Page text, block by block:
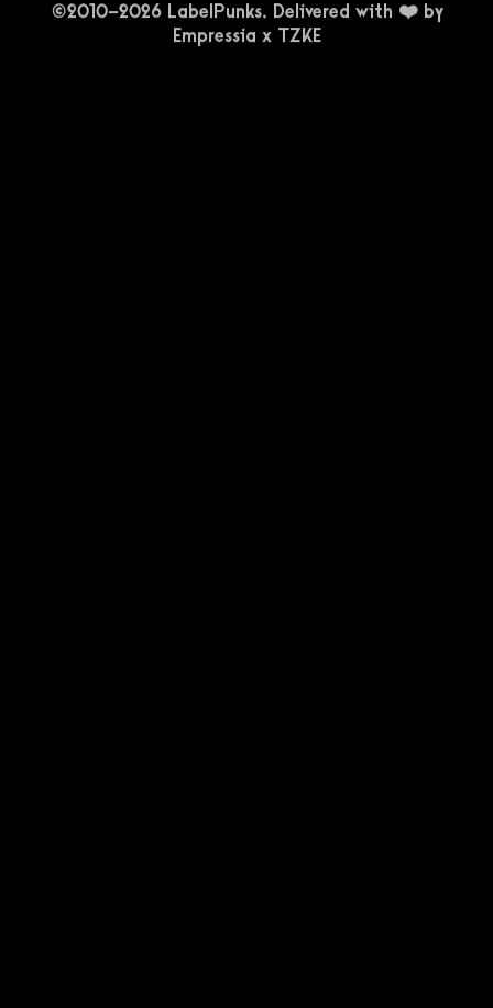
©2010-2026 LabelPunks. Delivered with ❤️ by
Empressia x TZKE